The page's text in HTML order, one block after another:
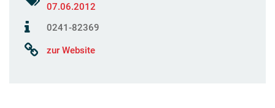
07.06.2012
0241-82369
zur Website